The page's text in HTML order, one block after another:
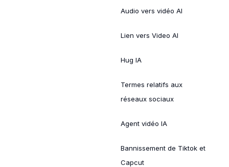
Audio vers vidéo AI
Lien vers Video AI
Hug IA
Termes relatifs aux
réseaux sociaux
Agent vidéo IA
Bannissement de Tiktok et
Capcut